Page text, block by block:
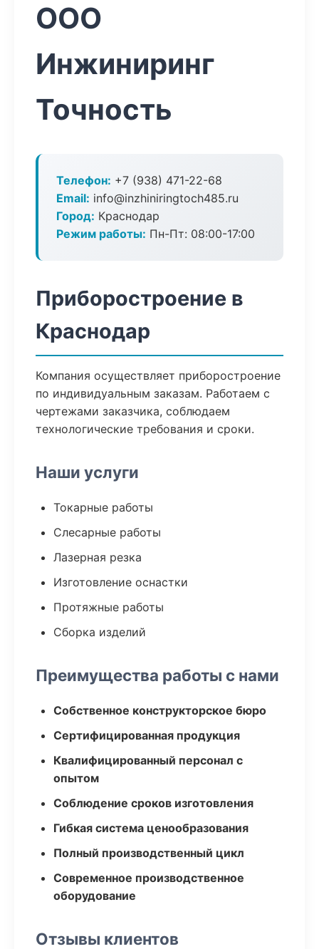
ООО
Инжиниринг
Точность
Телефон: +7 (938) 471-22-68
Email: info@inzhiniringtoch485.ru
Город: Краснодар
Режим работы: Пн-Пт: 08:00-17:00
Приборостроение в
Краснодар
Компания осуществляет приборостроение
по индивидуальным заказам. Работаем с
чертежами заказчика, соблюдаем
технологические требования и сроки.
Наши услуги
Токарные работы
Слесарные работы
Лазерная резка
Изготовление оснастки
Протяжные работы
Сборка изделий
Преимущества работы с нами
Собственное конструкторское бюро
Сертифицированная продукция
Квалифицированный персонал с
опытом
Соблюдение сроков изготовления
Гибкая система ценообразования
Полный производственный цикл
Современное производственное
оборудование
Отзывы клиентов